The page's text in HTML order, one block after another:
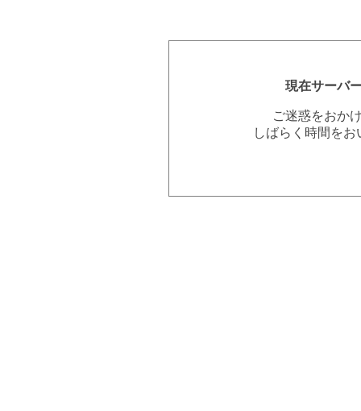
現在サーバ
ご迷惑をおか
しばらく時間を